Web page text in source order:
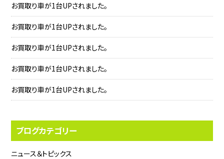
お買取り車が1台UPされました。
お買取り車が1台UPされました。
お買取り車が1台UPされました。
お買取り車が1台UPされました。
お買取り車が1台UPされました。
ブログカテゴリー
ニュース＆トピックス